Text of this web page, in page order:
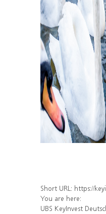
Short URL: https://keyinvest-
You are here:
UBS KeyInvest